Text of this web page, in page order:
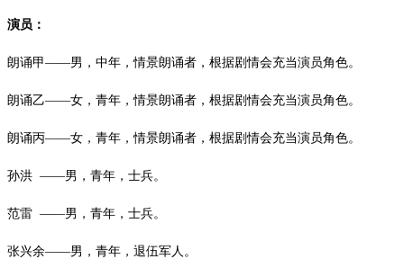
演员：
朗诵甲——男，中年，情景朗诵者，根据剧情会充当演员角色。
朗诵乙——女，青年，情景朗诵者，根据剧情会充当演员角色。
朗诵丙——女，青年，情景朗诵者，根据剧情会充当演员角色。
孙洪 ——男，青年，士兵。
范雷 ——男，青年，士兵。
张兴余——男，青年，退伍军人。